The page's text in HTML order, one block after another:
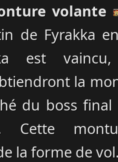
volante
de Fyrakka
est
la
du boss
Cette
la forme de